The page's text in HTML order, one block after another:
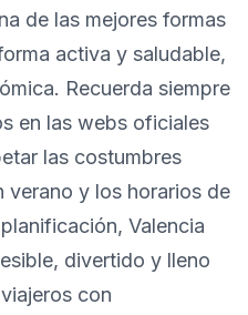
de las mejores formas
activa y saludable,
Recuerda siempre
en las webs oficiales
las costumbres
verano y los horarios de
Valencia
divertido y lleno
con